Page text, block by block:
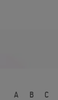
A B C